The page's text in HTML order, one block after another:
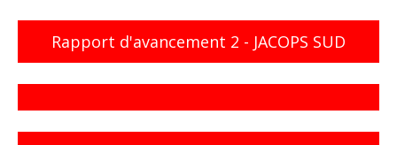
Rapport d'avancement 2 - JACOPS SUD